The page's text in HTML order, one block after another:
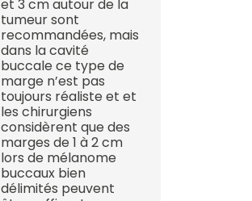
et 3 cm autour de la
tumeur sont
recommandées, mais
dans la cavité
buccale ce type de
marge n’est pas
toujours réaliste et et
les chirurgiens
considèrent que des
marges de 1 à 2 cm
lors de mélanome
buccaux bien
délimités peuvent